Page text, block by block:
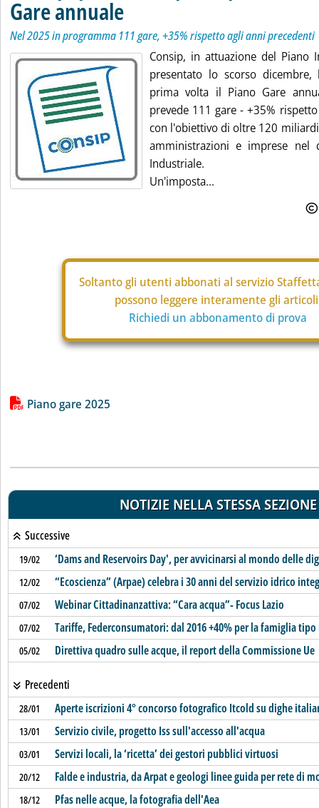
Gare annuale
Nel 2025 in programma 111 gare, +35% rispetto agli anni precedenti
Consip, in attuazione del Piano
presentato lo scorso
prima volta il Piano Gare
prevede 111 gare - +35%
con l'obiettivo di oltre 120
amministrazioni e imprese nel
Industriale.
Un'imposta...
Soltanto gli utenti abbonati al servizio
possono leggere interamente gli
Richiedi un abbonamento di prova
Lista allegati PDF alla notizia
Piano gare 2025
NOTIZIE NELLA STESSA SEZIONE
Successive
19/02 ‘Dams and Reservoirs Day', per avvicinarsi al mondo delle
12/02 “Ecoscienza” (Arpae) celebra i 30 anni del servizio idrico
07/02 Webinar Cittadinanzattiva: “Cara acqua”- Focus Lazio
07/02 Tariffe, Federconsumatori: dal 2016 +40% per la famiglia
05/02 Direttiva quadro sulle acque, il report della Commissione Ue
Precedenti
28/01 Aperte iscrizioni 4° concorso fotografico Itcold su dighe
13/01 Servizio civile, progetto Iss sull'accesso all'acqua
03/01 Servizi locali, la ‘ricetta’ dei gestori pubblici virtuosi
20/12 Falde e industria, da Arpat e geologi linee guida per rete di
18/12 Pfas nelle acque, la fotografia dell'Aea